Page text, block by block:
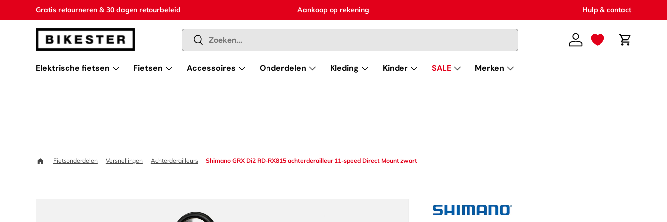
Gratis retourneren & 30 dagen retourbeleid Aankoop op rekening Hulp & contact
Zoeken
Zoeken
Inloggen
Elektrische fietsen Fietsen Accessoires Onderdelen Kleding Kinder SALE Merken
Home
Fietsonderdelen Versnellingen Achterderailleurs Shimano GRX Di2 RD-RX815 achterderailleur 11-speed Direct Mount zwart